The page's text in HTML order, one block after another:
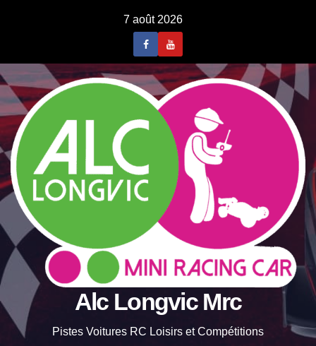
7 août 2026
Alc Longvic Mrc
Pistes Voitures RC Loisirs et Compétitions